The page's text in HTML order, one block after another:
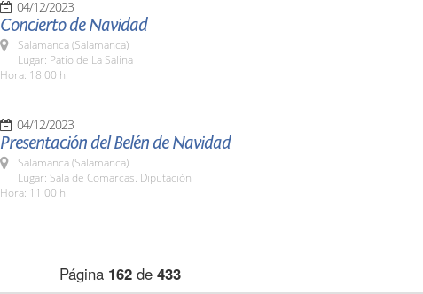
04/12/2023
Concierto de Navidad
Salamanca (Salamanca)
Lugar: Patio de La Salina
Hora: 18:00 h.
04/12/2023
Presentación del Belén de Navidad
Salamanca (Salamanca)
Lugar: Sala de Comarcas. Diputación
Hora: 11:00 h.
Página 162de 433